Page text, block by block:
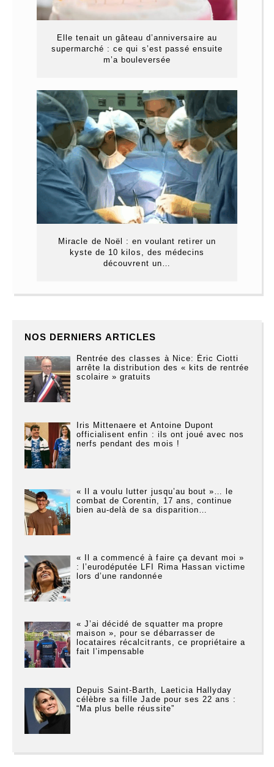
Elle tenait un gâteau d’anniversaire au
supermarché : ce qui s’est passé ensuite
m’a bouleversée
Miracle de Noël : en voulant retirer un
kyste de 10 kilos, des médecins
découvrent un…
NOS DERNIERS ARTICLES
Rentrée des classes à Nice: Éric Ciotti
arrête la distribution des « kits de rentrée
scolaire » gratuits
Iris Mittenaere et Antoine Dupont
officialisent enfin : ils ont joué avec nos
nerfs pendant des mois !
« Il a voulu lutter jusqu’au bout »… le
combat de Corentin, 17 ans, continue
bien au-delà de sa disparition…
« Il a commencé à faire ça devant moi »
: l’eurodéputée LFI Rima Hassan victime
lors d’une randonnée
« J’ai décidé de squatter ma propre
maison », pour se débarrasser de
locataires récalcitrants, ce propriétaire a
fait l’impensable
Depuis Saint-Barth, Laeticia Hallyday
célèbre sa fille Jade pour ses 22 ans :
“Ma plus belle réussite”